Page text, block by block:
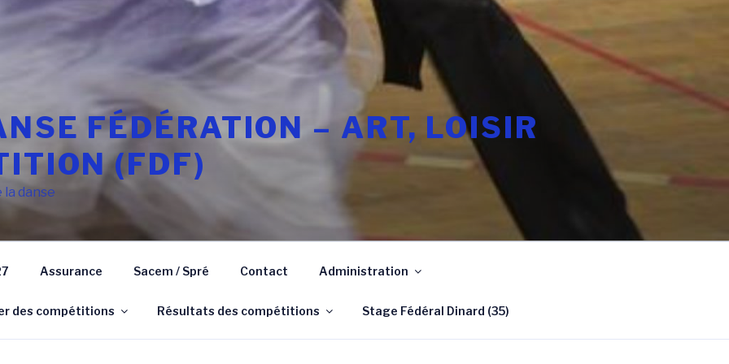
FÉDÉRATION – ART, LOISIR
(FDF)
la danse
Assurance Sacem / Spré Contact Administration
des compétitions Résultats des compétitions Stage Fédéral Dinard (35)